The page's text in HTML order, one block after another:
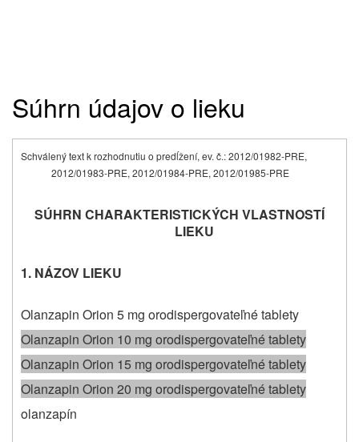
Súhrn údajov o lieku
Schválený text k rozhodnutiu o predĺžení, ev. č.: 2012/01982-PRE,
2012/01983-PRE, 2012/01984-PRE, 2012/01985-PRE
SÚHRN CHARAKTERISTICKÝCH VLASTNOSTÍ
LIEKU
1. NÁZOV LIEKU
Olanzapin Orion 5 mg orodispergovateľné tablety
Olanzapin Orion 10 mg orodispergovateľné tablety
Olanzapin Orion 15 mg orodispergovateľné tablety
Olanzapin Orion 20 mg orodispergovateľné tablety
olanzapín